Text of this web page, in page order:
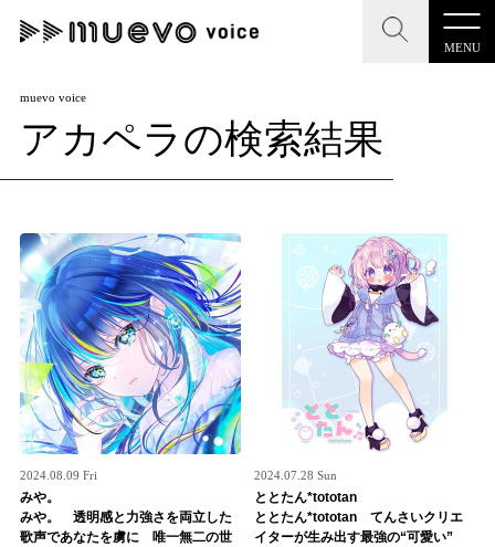
MENU
CLOSE
記事を検索する
人気ワード
#男性SSW #ポップス #女性SSW #ロック
#男性シンガー #HR/HM
#ヒップホップ #男性シンガーグループ #R&B/ソウル
CLOSE
muevo media
"読者の声を形にする”音楽特化メディア
MENU
記事一覧
プレスリリース一覧
会社概要
お問い合わせ
記事リクエスト
muevo voice
アカペラの検索結果
2024.08.09 Fri
みや。
みや。 透明感と力強さを両立した
歌声であなたを虜に 唯一無二の世
2024.07.28 Sun
ととたん*tototan
ととたん*tototan てんさいクリエ
イターが生み出す最強の“可愛い”